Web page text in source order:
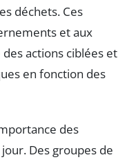
déchets. Ces
et aux
actions ciblées et
en fonction des
des
Des groupes de